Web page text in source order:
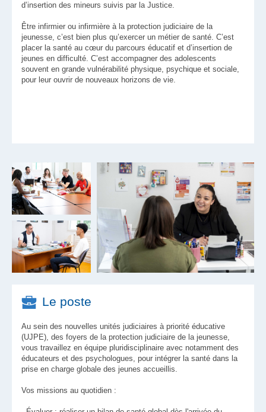
d’insertion des mineurs suivis par la Justice.
Être infirmier ou infirmière à la protection judiciaire de la
jeunesse, c’est bien plus qu’exercer un métier de santé. C’est
placer la santé au cœur du parcours éducatif et d’insertion de
jeunes en difficulté. C’est accompagner des adolescents
souvent en grande vulnérabilité physique, psychique et sociale,
pour leur ouvrir de nouveaux horizons de vie.
Le poste
Au sein des nouvelles unités judiciaires à priorité éducative
(UJPE), des foyers de la protection judiciaire de la jeunesse,
vous travaillez en équipe pluridisciplinaire avec notamment des
éducateurs et des psychologues, pour intégrer la santé dans la
prise en charge globale des jeunes accueillis.
Vos missions au quotidien :